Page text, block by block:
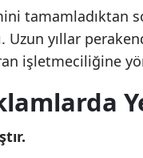
tamamladıktan
Uzun yıllar
işletmeciliğine